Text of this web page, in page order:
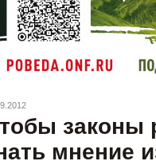
законы
мнение